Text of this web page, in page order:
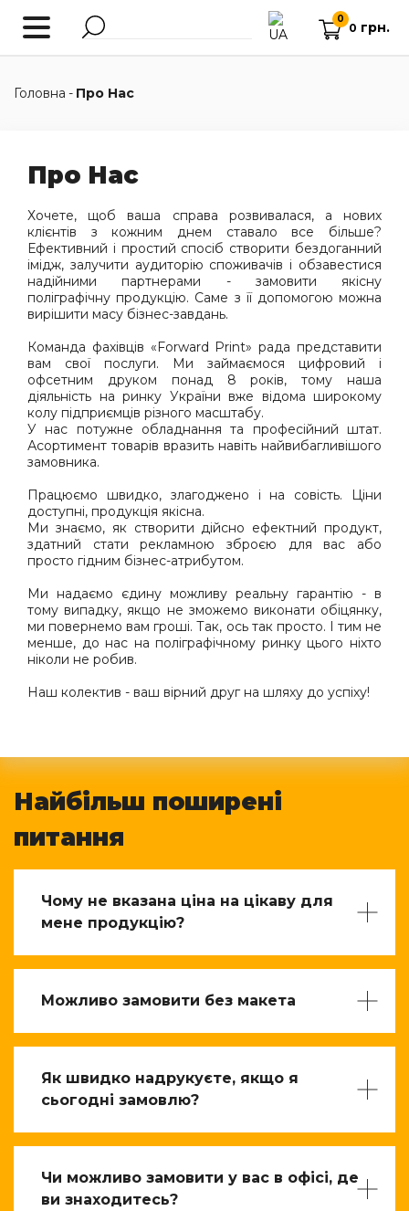
0
0 грн.
Головна - Про Нас
Про Нас
Хочете, щоб ваша справа розвивалася, а нових
клієнтів з кожним днем ​​ставало все більше?
Ефективний і простий спосіб створити бездоганний
імідж, залучити аудиторію споживачів і обзавестися
надійними партнерами - замовити якісну
поліграфічну продукцію. Саме з її допомогою можна
вирішити масу бізнес-завдань.
Команда фахівців «Forward Print» рада представити
вам свої послуги.
Ми займаємося цифровий і
офсетним друком понад 8 років, тому наша
діяльність на ринку України вже відома широкому
колу підприємців різного масштабу.
У нас потужне обладнання та професійний штат.
Асортимент товарів вразить навіть найвибагливішого
замовника.
Працюємо швидко, злагоджено і на совість.
Ціни
доступні, продукція якісна.
Ми знаємо, як створити дійсно ефектний продукт,
здатний стати рекламною зброєю для вас або
просто гідним бізнес-атрибутом.
Ми надаємо єдину можливу реальну гарантію - в
тому випадку, якщо не зможемо виконати обіцянку,
ми повернемо вам гроші.Так, ось так просто. І тим не
менше, до нас на поліграфічному ринку цього ніхто
ніколи не робив.
Наш колектив - ваш вірний друг на шляху до успіху!
Найбільш поширені
питання
Чому не вказана ціна на цікаву для
мене продукцію?
Можливо замовити без макета
Як швидко надрукуєте, якщо я
сьогодні замовлю?
Чи можливо замовити у вас в офісі, де
ви знаходитесь?